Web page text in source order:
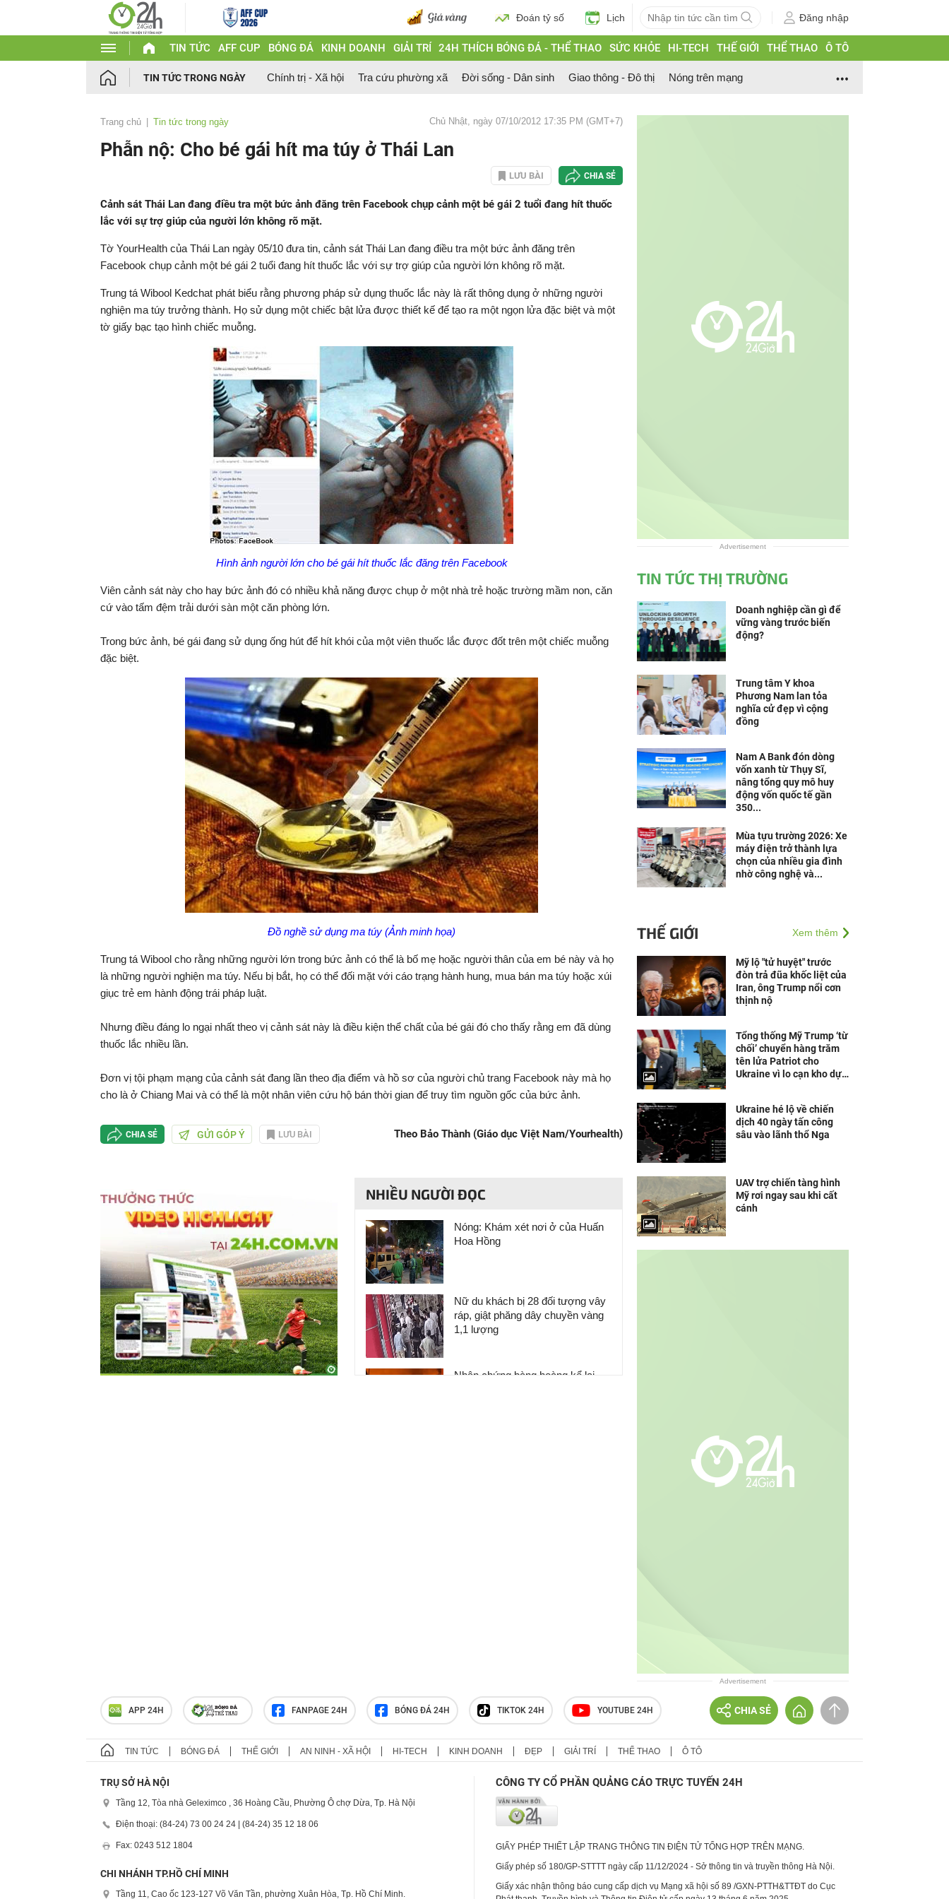
Đoán tỷ số Lịch Đăng nhập
TIN TỨC AFF CUP BÓNG ĐÁ KINH DOANH GIẢI TRÍ 24H THÍCH BÓNG ĐÁ - THỂ THAO SỨC KHỎE HI-TECH THẾ GIỚI THỂ THAO Ô TÔ
TIN TỨC TRONG NGÀY Chính trị - Xã hội Tra cứu phường xã Đời sống - Dân sinh Giao thông - Đô thị Nóng trên mạng
Trang chủ Tin tức trong ngày Chủ Nhật, ngày 07/10/2012 17:35 PM (GMT+7)
Phẫn nộ: Cho bé gái hít ma túy ở Thái Lan
LƯU BÀI CHIA SẺ
Cảnh sát Thái Lan đang điều tra một bức ảnh đăng trên Facebook chụp cảnh một bé gái 2 tuổi đang hít thuốc
lắc với sự trợ giúp của người lớn không rõ mặt.
Tờ YourHealth của Thái Lan ngày 05/10 đưa tin, cảnh sát Thái Lan đang điều tra một bức ảnh đăng trên
Facebook chụp cảnh một bé gái 2 tuổi đang hít thuốc lắc với sự trợ giúp của người lớn không rõ mặt.
Trung tá Wibool Kedchat phát biểu rằng phương pháp sử dụng thuốc lắc này là rất thông dụng ở những người
nghiện ma túy trưởng thành. Họ sử dụng một chiếc bật lửa được thiết kế để tạo ra một ngọn lửa đặc biệt và một
tờ giấy bạc tạo hình chiếc muỗng.
Hình ảnh người lớn cho bé gái hít thuốc lắc đăng trên Facebook
Viên cảnh sát này cho hay bức ảnh đó có nhiều khả năng được chụp ở một nhà trẻ hoặc trường mầm non, căn
cứ vào tấm đệm trải dưới sàn một căn phòng lớn.
Trong bức ảnh, bé gái đang sử dụng ống hút để hít khói của một viên thuốc lắc được đốt trên một chiếc muỗng
đặc biệt.
Đồ nghề sử dụng ma túy (Ảnh minh họa)
Trung tá Wibool cho rằng những người lớn trong bức ảnh có thể là bố mẹ hoặc người thân của em bé này và họ
là những người nghiện ma túy. Nếu bị bắt, họ có thể đối mặt với cáo trạng hành hung, mua bán ma túy hoặc xúi
giục trẻ em hành động trái pháp luật.
Nhưng điều đáng lo ngại nhất theo vị cảnh sát này là điều kiện thể chất của bé gái đó cho thấy rằng em đã dùng
thuốc lắc nhiều lần.
Đơn vị tội phạm mạng của cảnh sát đang lần theo địa điểm và hồ sơ của người chủ trang Facebook này mà họ
cho là ở Chiang Mai và có thể là một nhân viên cứu hộ bán thời gian để truy tìm nguồn gốc của bức ảnh.
CHIA SẺ GỬI GÓP Ý LƯU BÀI Theo Bảo Thành (Giáo dục Việt Nam/Yourhealth)
NHIỀU NGƯỜI ĐỌC
Nóng: Khám xét nơi ở của Huấn
Hoa Hồng
Nữ du khách bị 28 đối tượng vây
ráp, giật phăng dây chuyền vàng
1,1 lượng
Nhân chứng bàng hoàng kể lại
Advertisement
TIN TỨC THỊ TRƯỜNG
Doanh nghiệp cần gì để
vững vàng trước biến
động?
Trung tâm Y khoa
Phương Nam lan tỏa
nghĩa cử đẹp vì cộng
đồng
Nam A Bank đón dòng
vốn xanh từ Thụy Sĩ,
nâng tổng quy mô huy
động vốn quốc tế gần
350...
Mùa tựu trường 2026: Xe
máy điện trở thành lựa
chọn của nhiều gia đình
nhờ công nghệ và...
THẾ GIỚI Xem thêm
Mỹ lộ "tử huyệt" trước
đòn trả đũa khốc liệt của
Iran, ông Trump nổi cơn
thịnh nộ
Tổng thống Mỹ Trump ‘từ
chối’ chuyển hàng trăm
tên lửa Patriot cho
Ukraine vì lo cạn kho dự
Ukraine hé lộ về chiến
dịch 40 ngày tấn công
sâu vào lãnh thổ Nga
UAV trợ chiến tàng hình
Mỹ rơi ngay sau khi cất
cánh
Advertisement
APP 24H FANPAGE 24H BÓNG ĐÁ 24H TIKTOK 24H YOUTUBE 24H CHIA SẺ
TIN TỨC BÓNG ĐÁ THẾ GIỚI AN NINH - XÃ HỘI HI-TECH KINH DOANH ĐẸP GIẢI TRÍ THỂ THAO Ô TÔ
TRỤ SỞ HÀ NỘI
Tầng 12, Tòa nhà Geleximco , 36 Hoàng Cầu, Phường Ô chợ Dừa, Tp. Hà Nội
Điện thoại: (84-24) 73 00 24 24 | (84-24) 35 12 18 06
Fax: 0243 512 1804
CHI NHÁNH TP.HỒ CHÍ MINH
Tầng 11, Cao ốc 123-127 Võ Văn Tần, phường Xuân Hòa, Tp. Hồ Chí Minh.
CÔNG TY CỔ PHẦN QUẢNG CÁO TRỰC TUYẾN 24H
GIẤY PHÉP THIẾT LẬP TRANG THÔNG TIN ĐIỆN TỬ TỔNG HỢP TRÊN MẠNG.
Giấy phép số 180/GP-STTTT ngày cấp 11/12/2024 - Sở thông tin và truyền thông Hà Nội.
Giấy xác nhận thông báo cung cấp dịch vụ Mạng xã hội số 89 /GXN-PTTH&TTĐT do Cục